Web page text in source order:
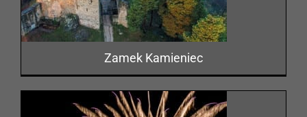
Zamek Kamieniec